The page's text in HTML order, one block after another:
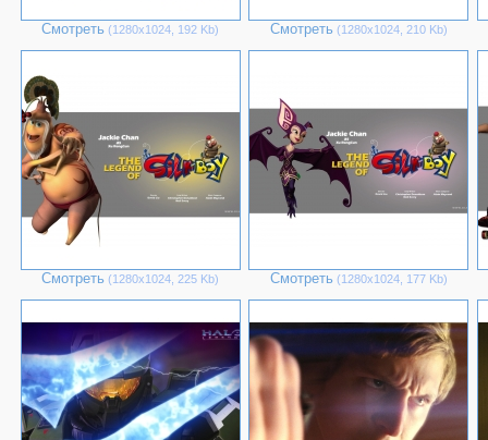
Смотреть (1280х1024, 192 Kb) Смотреть (1280х1024, 210 Kb)
Смотреть (1280х1024, 225 Kb) Смотреть (1280х1024, 177 Kb)